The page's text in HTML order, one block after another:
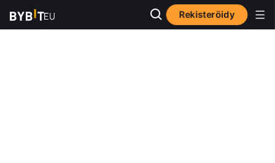
Rekisteröidy